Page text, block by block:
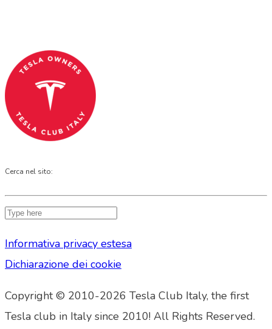
Cerca nel sito:
Informativa privacy estesa
Dichiarazione dei cookie
Copyright © 2010-2026 Tesla Club Italy, the first
Tesla club in Italy since 2010! All Rights Reserved.